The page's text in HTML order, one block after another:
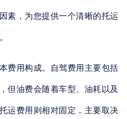
素，为您提供一个清晰的托运
费用构成。自驾费用主要包括
但油费会随着车型、油耗以及
运费用则相对固定，主要取决